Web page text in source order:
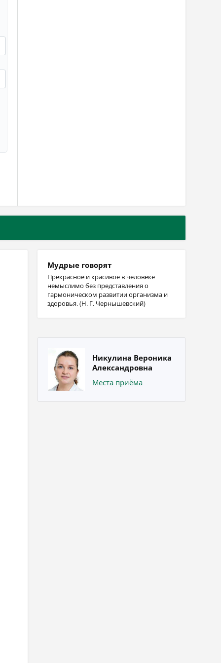
Мудрые говорят
Прекрасное и красивое в человеке
немыслимо без представления о
гармоническом развитии организма и
здоровья. (Н. Г. Чернышевский)
Никулина Вероника
Александровна
Места приёма